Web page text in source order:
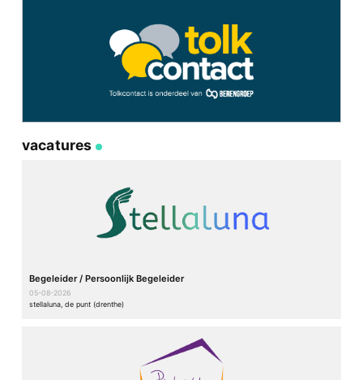
vacatures
Begeleider / Persoonlijk Begeleider
05-08-2026
stellaluna, de punt (drenthe)